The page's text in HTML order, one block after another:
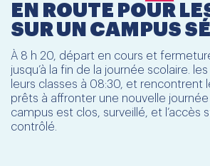
EN ROUTE POUR
SUR UN CAMPUS
À 8 h 20, départ en cours et
jusqu’à la fin de la journée scolaire.
leurs classes à 08:30, et rencontrent
prêts à affronter une nouvelle
campus est clos, surveillé, et l’accès
contrôlé.